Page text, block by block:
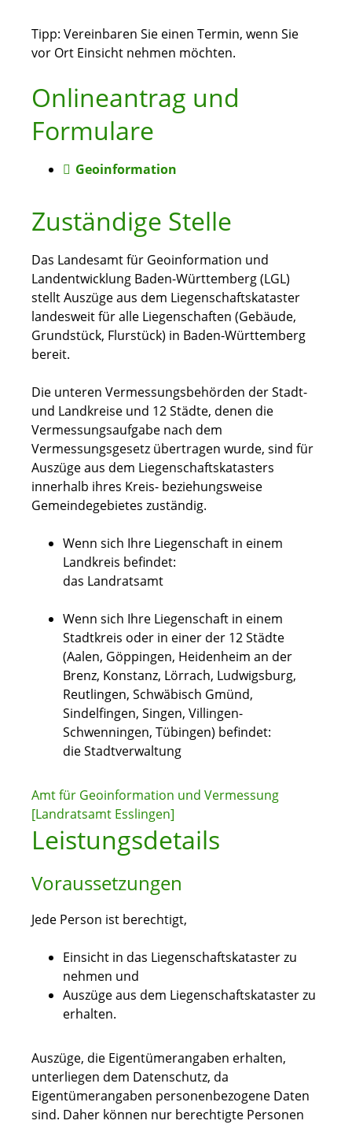
Tipp: Vereinbaren Sie einen Termin, wenn Sie
vor Ort Einsicht nehmen möchten.
Onlineantrag und
Formulare
Geoinformation
Zuständige Stelle
Das Landesamt für Geoinformation und
Landentwicklung Baden-Württemberg (LGL)
stellt Auszüge aus dem Liegenschaftskataster
landesweit für alle Liegenschaften (Gebäude,
Grundstück, Flurstück) in Baden-Württemberg
bereit.
Die unteren Vermessungsbehörden der Stadt-
und Landkreise und 12 Städte, denen die
Vermessungsaufgabe nach dem
Vermessungsgesetz übertragen wurde, sind für
Auszüge aus dem Liegenschaftskatasters
innerhalb ihres Kreis- beziehungsweise
Gemeindegebietes zuständig.
Wenn sich Ihre Liegenschaft in einem
Landkreis befindet:
das Landratsamt
Wenn sich Ihre Liegenschaft in einem
Stadtkreis oder in einer der 12 Städte
(Aalen, Göppingen, Heidenheim an der
Brenz, Konstanz, Lörrach, Ludwigsburg,
Reutlingen, Schwäbisch Gmünd,
Sindelfingen, Singen, Villingen-
Schwenningen, Tübingen) befindet:
die Stadtverwaltung
Amt für Geoinformation und Vermessung
[Landratsamt Esslingen]
Leistungsdetails
Voraussetzungen
Jede Person ist berechtigt,
Einsicht in das Liegenschaftskataster zu
nehmen und
Auszüge aus dem Liegenschaftskataster zu
erhalten.
Auszüge, die Eigentümerangaben erhalten,
unterliegen dem Datenschutz, da
Eigentümerangaben personenbezogene Daten
sind. Daher können nur berechtigte Personen